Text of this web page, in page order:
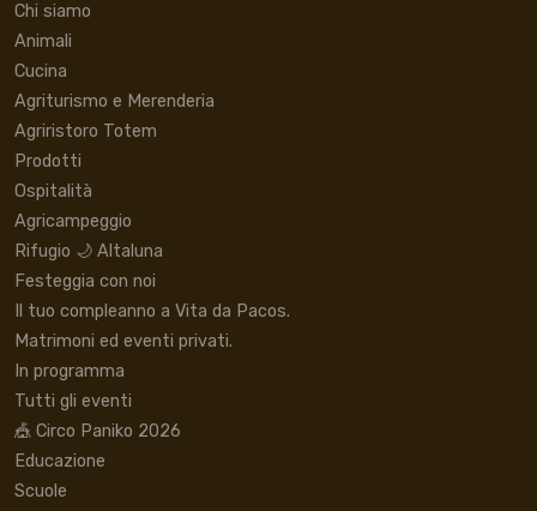
Chi siamo
Animali
Cucina
Agriturismo e Merenderia
Agriristoro Totem
Prodotti
Ospitalità
Agricampeggio
Rifugio 🌙 Altaluna
Festeggia con noi
Il tuo compleanno a Vita da Pacos.
Matrimoni ed eventi privati.
In programma
Tutti gli eventi
🎪 Circo Paniko 2026
Educazione
Scuole